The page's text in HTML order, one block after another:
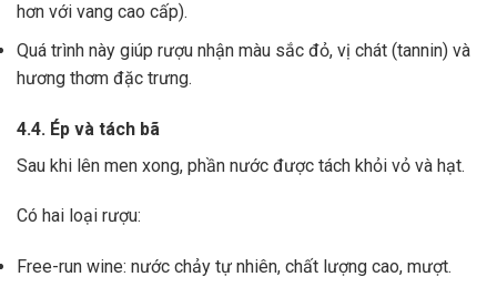
hơn với vang cao cấp).
Quá trình này giúp rượu nhận màu sắc đỏ, vị chát (tannin) và
hương thơm đặc trưng.
4.4. Ép và tách bã
Sau khi lên men xong, phần nước được tách khỏi vỏ và hạt.
Có hai loại rượu:
Free-run wine: nước chảy tự nhiên, chất lượng cao, mượt.